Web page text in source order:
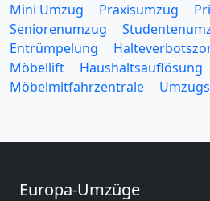
Mini Umzug
Praxisumzug
Seniorenumzug
Entrümpelung
Möbellift
Haushaltsauflösung
Möbelmitfahrzentrale
Europa-Umzüge